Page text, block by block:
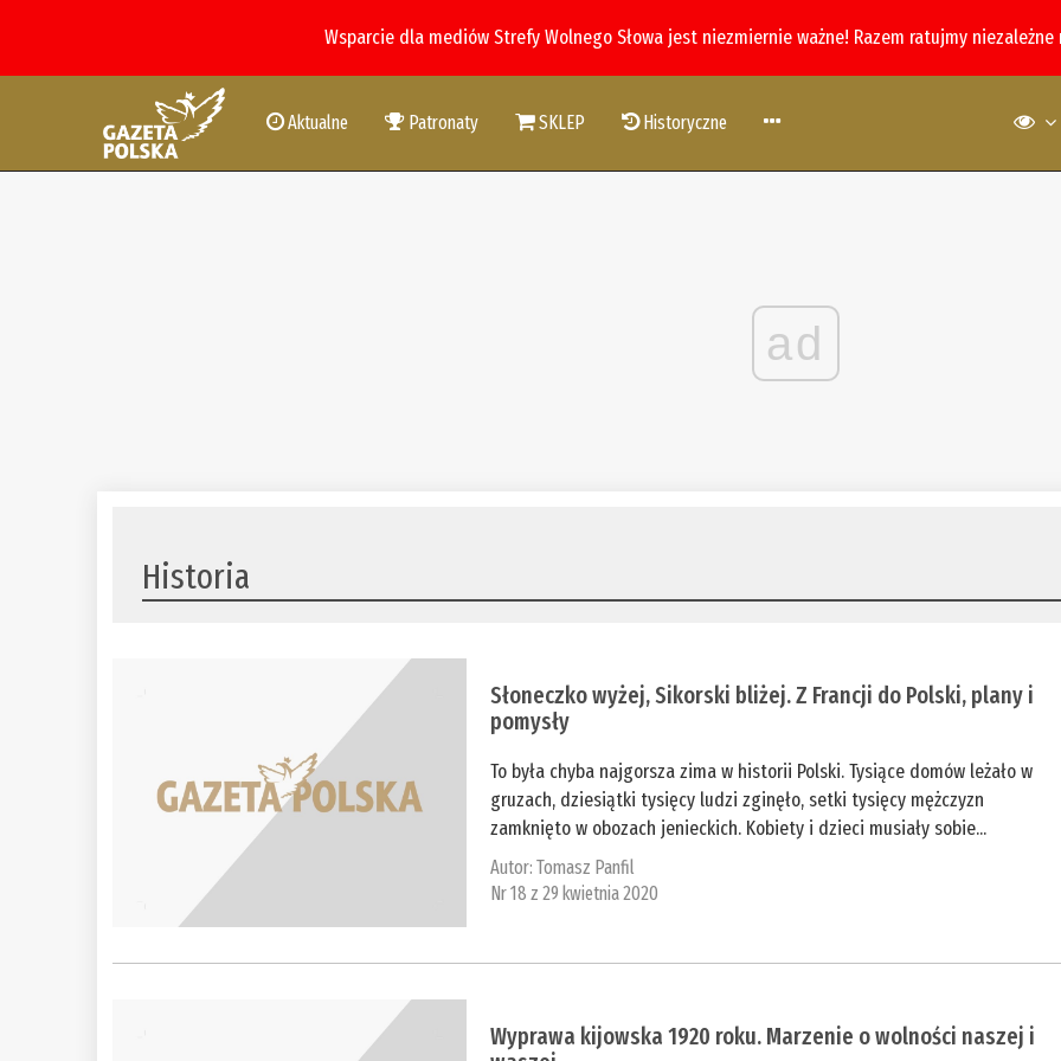
Wsparcie dla mediów Strefy Wolnego Słowa jest niezmiernie ważne! Razem ratujmy
Aktualne Patronaty SKLEP Historyczne
ad
Historia
Słoneczko wyżej, Sikorski bliżej. Z Francji do Polski, plany i
pomysły
To była chyba najgorsza zima w historii Polski. Tysiące domów leżało w
gruzach, dziesiątki tysięcy ludzi zginęło, setki tysięcy mężczyzn
zamknięto w obozach jenieckich. Kobiety i dzieci musiały sobie...
Autor:Tomasz Panfil
Nr 18 z 29 kwietnia 2020
Wyprawa kijowska 1920 roku. Marzenie o wolności naszej i